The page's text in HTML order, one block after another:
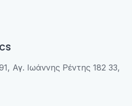
Αγ. Ιωάννης Ρέντης 182 33,